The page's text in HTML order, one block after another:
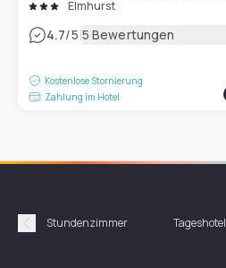
Elmhurst
4.7/5|5 Bewertungen
Kostenlose Stornierung
Zahlung im Hotel
Précédent
Stundenzimmer Tageshotel